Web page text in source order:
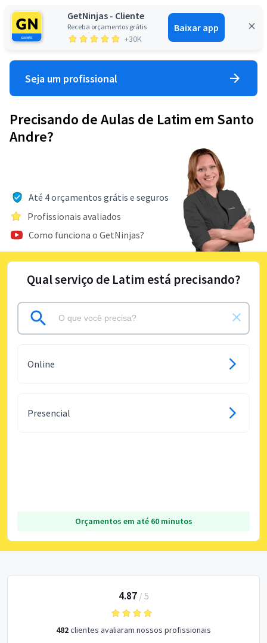
GetNinjas - Cliente
Receba orçamentos grátis
+30K
Baixar app
Entrar
Seja um profissional
Precisando de Aulas de Latim em Santo
Andre?
Até 4 orçamentos grátis e seguros
Profissionais avaliados
Como funciona o GetNinjas?
Qual serviço de Latim está precisando?
Online
Presencial
Orçamentos em até 60 minutos
4.87/ 5
482clientes avaliaram nossos profissionais